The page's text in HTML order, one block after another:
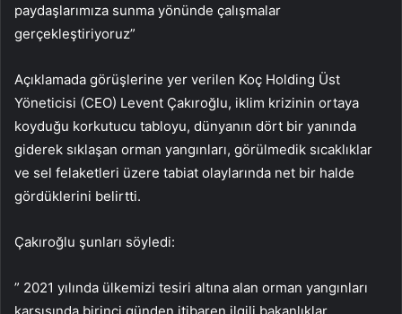
paydaşlarımıza sunma yönünde çalışmalar
gerçekleştiriyoruz”
Açıklamada görüşlerine yer verilen Koç Holding Üst
Yöneticisi (CEO) Levent Çakıroğlu, iklim krizinin ortaya
koyduğu korkutucu tabloyu, dünyanın dört bir yanında
giderek sıklaşan orman yangınları, görülmedik sıcaklıklar
ve sel felaketleri üzere tabiat olaylarında net bir halde
gördüklerini belirtti.
Çakıroğlu şunları söyledi:
” 2021 yılında ülkemizi tesiri altına alan orman yangınları
karşısında birinci günden itibaren ilgili bakanlıklar,